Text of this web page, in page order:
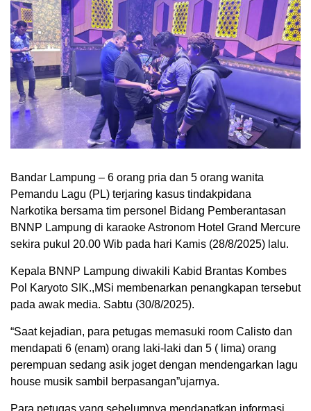
Bandar Lampung – 6 orang pria dan 5 orang wanita
Pemandu Lagu (PL) terjaring kasus tindakpidana
Narkotika bersama tim personel Bidang Pemberantasan
BNNP Lampung di karaoke Astronom Hotel Grand Mercure
sekira pukul 20.00 Wib pada hari Kamis (28/8/2025) lalu.
Kepala BNNP Lampung diwakili Kabid Brantas Kombes
Pol Karyoto SIK.,MSi membenarkan penangkapan tersebut
pada awak media. Sabtu (30/8/2025).
“Saat kejadian, para petugas memasuki room Calisto dan
mendapati 6 (enam) orang laki-laki dan 5 ( lima) orang
perempuan sedang asik joget dengan mendengarkan lagu
house musik sambil berpasangan”ujarnya.